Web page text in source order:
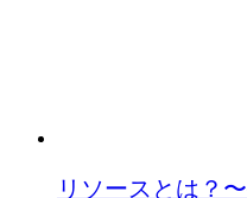
リソースとは？